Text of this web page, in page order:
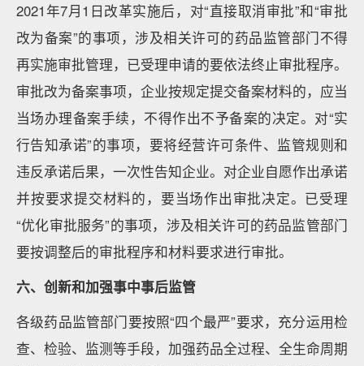
2021年7月1日改革实施后，对“直接取消审批”和“审批
改为备案”的事项，涉及相关许可的药品监管部门不得
再实施审批管理，已受理申请的要依法终止审批程序。
审批改为备案事项，企业按规定提交备案材料的，应当
当场办理备案手续，不得作出不予备案的决定。对“实
行告知承诺”的事项，要将经营许可条件、监管规则和
违反承诺后果，一次性告知企业。对企业自愿作出承诺
并按要求提交材料的，要当场作出审批决定。已受理
“优化审批服务”的事项，涉及相关许可的药品监管部门
要按调整后的审批程序和材料要求进行审批。
六、创新和加强事中事后监管
各级药品监管部门要按照“四个最严”要求，充分运用检
查、检验、监测等手段，加强药品全过程、全生命周期